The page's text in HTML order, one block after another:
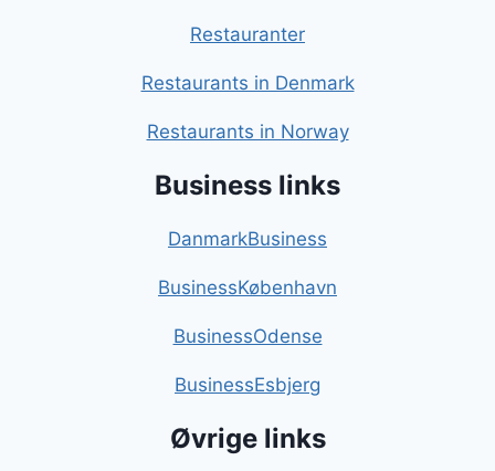
Restauranter
Restaurants in Denmark
Restaurants in Norway
Business links
DanmarkBusiness
BusinessKøbenhavn
BusinessOdense
BusinessEsbjerg
Øvrige links